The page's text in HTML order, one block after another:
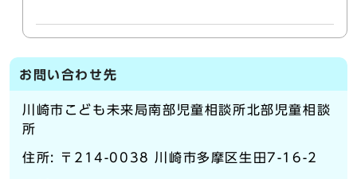
お問い合わせ先
川崎市こども未来局南部児童相談所北部児童相談
所
住所: 〒214-0038 川崎市多摩区生田7-16-2